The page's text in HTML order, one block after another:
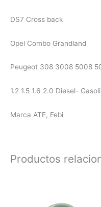
DS7 Cross back
Opel Combo Grandland
Peugeot 308 3008 5008
1.2 1.5 1.6 2.0 Diesel-
Marca ATE, Febi
Productos